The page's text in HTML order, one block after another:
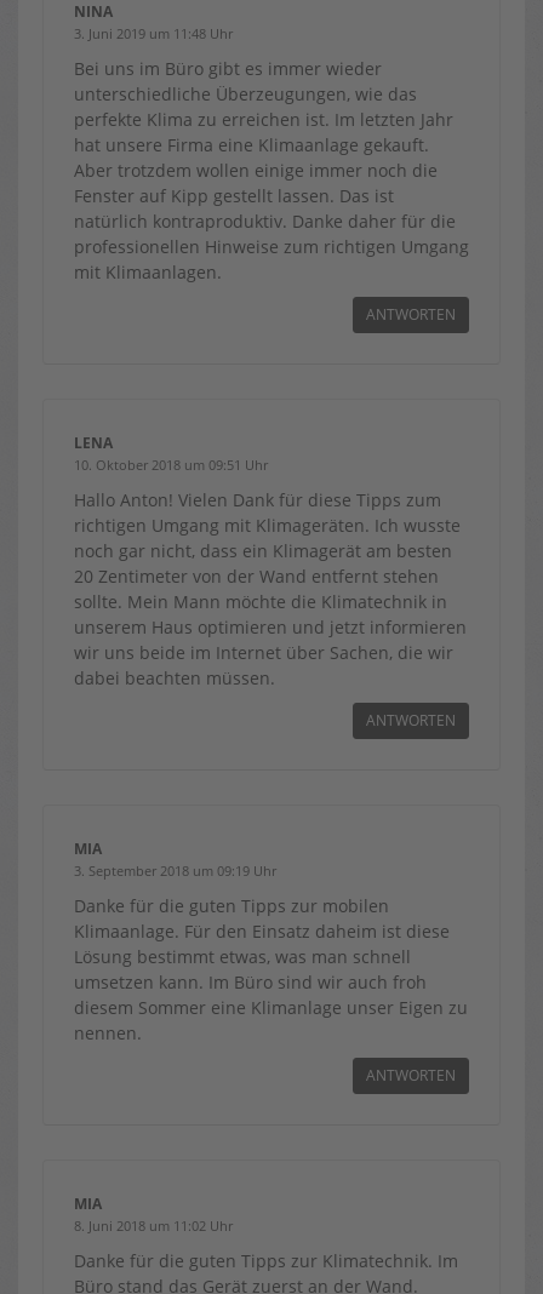
NINA
3. Juni 2019 um 11:48 Uhr
Bei uns im Büro gibt es immer wieder
unterschiedliche Überzeugungen, wie das
perfekte Klima zu erreichen ist. Im letzten Jahr
hat unsere Firma eine Klimaanlage gekauft.
Aber trotzdem wollen einige immer noch die
Fenster auf Kipp gestellt lassen. Das ist
natürlich kontraproduktiv. Danke daher für die
professionellen Hinweise zum richtigen Umgang
mit Klimaanlagen.
ANTWORTEN
LENA
10. Oktober 2018 um 09:51 Uhr
Hallo Anton! Vielen Dank für diese Tipps zum
richtigen Umgang mit Klimageräten. Ich wusste
noch gar nicht, dass ein Klimagerät am besten
20 Zentimeter von der Wand entfernt stehen
sollte. Mein Mann möchte die Klimatechnik in
unserem Haus optimieren und jetzt informieren
wir uns beide im Internet über Sachen, die wir
dabei beachten müssen.
ANTWORTEN
MIA
3. September 2018 um 09:19 Uhr
Danke für die guten Tipps zur mobilen
Klimaanlage. Für den Einsatz daheim ist diese
Lösung bestimmt etwas, was man schnell
umsetzen kann. Im Büro sind wir auch froh
diesem Sommer eine Klimanlage unser Eigen zu
nennen.
ANTWORTEN
MIA
8. Juni 2018 um 11:02 Uhr
Danke für die guten Tipps zur Klimatechnik. Im
Büro stand das Gerät zuerst an der Wand.